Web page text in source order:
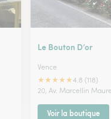
Le Bouton D’or
Vence
★★★★★4.8 (118)
20, Av. Marcellin
Voir la boutique